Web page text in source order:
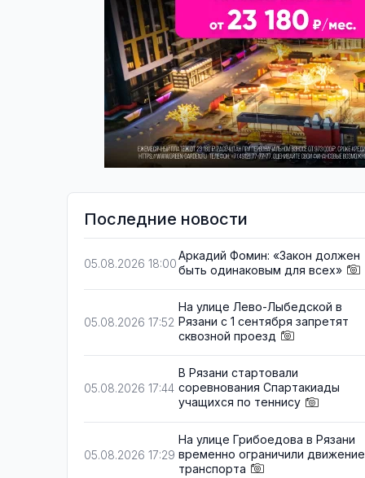
Последние новости
05.08.2026 18:00
Аркадий Фомин: «Закон должен
быть одинаковым для всех»
05.08.2026 17:52
На улице Лево-Лыбедской в
Рязани с 1 сентября запретят
сквозной проезд
05.08.2026 17:44
В Рязани стартовали
соревнования Спартакиады
учащихся по теннису
05.08.2026 17:29
На улице Грибоедова в Рязани
временно ограничили движение
транспорта